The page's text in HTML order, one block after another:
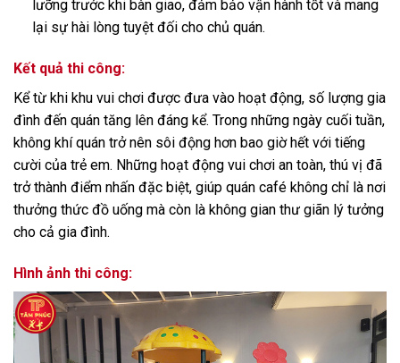
lưỡng trước khi bàn giao, đảm bảo vận hành tốt và mang
lại sự hài lòng tuyệt đối cho chủ quán.
Kết quả thi công:
Kể từ khi khu vui chơi được đưa vào hoạt động, số lượng gia
đình đến quán tăng lên đáng kể. Trong những ngày cuối tuần,
không khí quán trở nên sôi động hơn bao giờ hết với tiếng
cười của trẻ em. Những hoạt động vui chơi an toàn, thú vị đã
trở thành điểm nhấn đặc biệt, giúp quán café không chỉ là nơi
thưởng thức đồ uống mà còn là không gian thư giãn lý tưởng
cho cả gia đình.
Hình ảnh thi công: